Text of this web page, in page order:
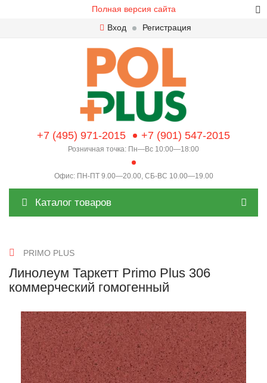
Полная версия сайта
Вход
Регистрация
+7 (495) 971-2015 +7 (901) 547-2015
Розничная точка: Пн—Вс 10:00—18:00
Офис: ПН-ПТ 9.00—20.00, СБ-ВС 10.00—19.00
Каталог товаров
PRIMO PLUS
Линолеум Таркетт Primo Plus 306
коммерческий гомогенный